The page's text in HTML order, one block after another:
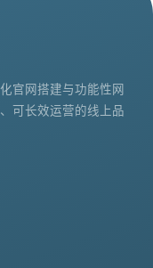
官网搭建与功能性网
可长效运营的线上品